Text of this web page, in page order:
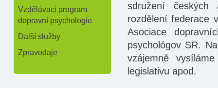
Vzdělávací program
dopravní psychologie
Další služby
Zpravodaje
sdružení českých
rozdělení federace
Asociace
psychológov SR.
vzájemně
legislativu apod.